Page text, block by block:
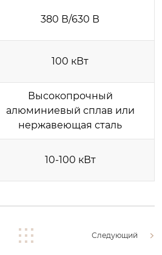
380 В/630 В
100 кВт
Высокопрочный
алюминиевый сплав или
нержавеющая сталь
10-100 кВт
Следующий